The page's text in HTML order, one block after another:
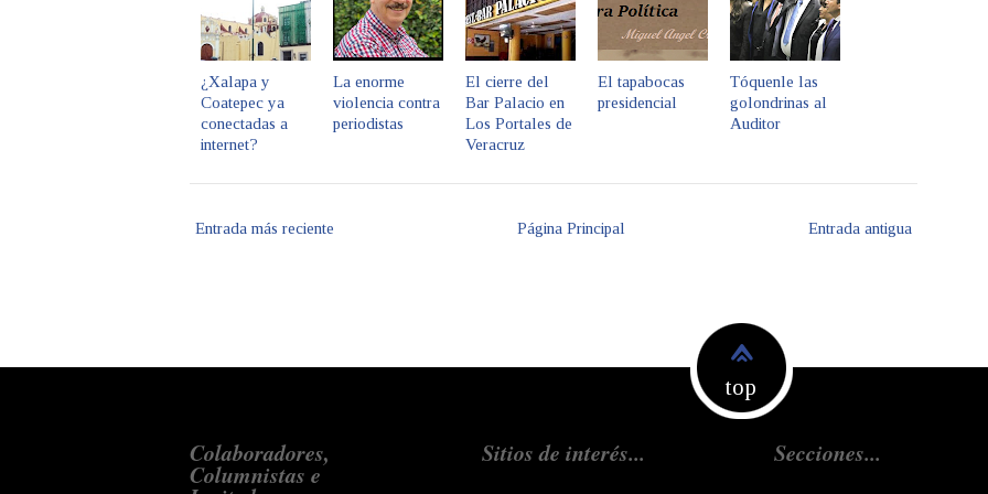
¿Xalapa y
Coatepec ya
conectadas a
internet?
La enorme
violencia contra
periodistas
El cierre del
Bar Palacio en
Los Portales de
Veracruz
El tapabocas
presidencial
Tóquenle las
golondrinas al
Auditor
Entrada más reciente Entrada antigua
Página Principal
top
Colaboradores,
Columnistas e
Sitios de interés... Secciones...